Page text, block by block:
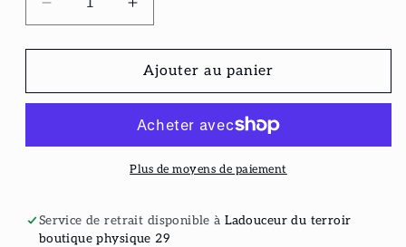
Réduire
la
quantité
Porc
Augmenter
la
quantité
de
Porc
Ajouter au panier
Plus de moyens de paiement
Service de retrait disponible àLadouceur du terroir
boutique physique 29